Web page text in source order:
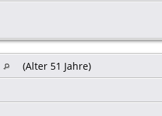
(Alter 51 Jahre)